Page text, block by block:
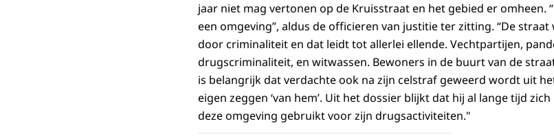
jaar niet mag vertonen op de Kruisstraat en het gebied er omheen.
een omgeving”, aldus de officieren van justitie ter zitting. “De
door criminaliteit en dat leidt tot allerlei ellende. Vechtpartijen,
drugscriminaliteit, en witwassen. Bewoners in de buurt van de
is belangrijk dat verdachte ook na zijn celstraf geweerd wordt uit
eigen zeggen ‘van hem’. Uit het dossier blijkt dat hij al lange tijd
deze omgeving gebruikt voor zijn drugsactiviteiten."